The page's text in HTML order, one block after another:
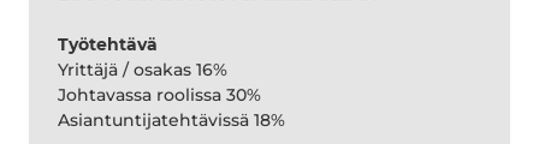
Työtehtävä
Yrittäjä / osakas 16%
Johtavassa roolissa 30%
Asiantuntijatehtävissä 18%